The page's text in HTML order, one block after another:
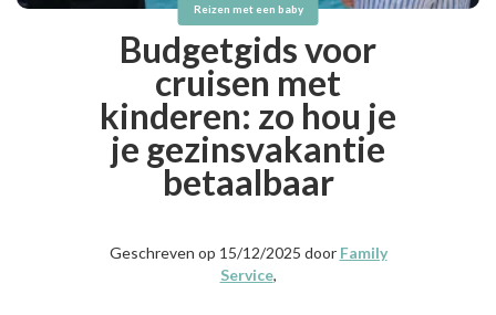
Reizen met een baby
Budgetgids voor
cruisen met
kinderen: zo hou je
je gezinsvakantie
betaalbaar
Geschreven op 15/12/2025 door Family
Service,